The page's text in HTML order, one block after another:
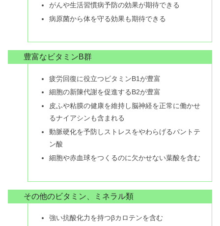
がんや生活習慣病予防の効果が期待できる
病原菌から体を守る効果も期待できる
豊富なビタミンB群
疲労回復に役立つビタミンB1が豊富
細胞の新陳代謝を促進するB2が豊富
皮ふや粘膜の健康を維持し脳神経を正常に働かせ
るナイアシンも含まれる
動脈硬化を予防しストレスをやわらげるパントテ
ン酸
細胞や赤血球をつくるのに欠かせない葉酸を含む
その他のビタミン、ミネラル類
強い抗酸化力を持つβカロテンを含む